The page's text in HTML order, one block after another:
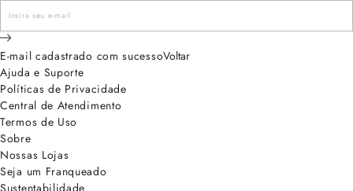
E-mail cadastrado com sucessoVoltar
Ajuda e Suporte
Políticas de Privacidade
Central de Atendimento
Termos de Uso
Sobre
Nossas Lojas
Seja um Franqueado
Sustentabilidade